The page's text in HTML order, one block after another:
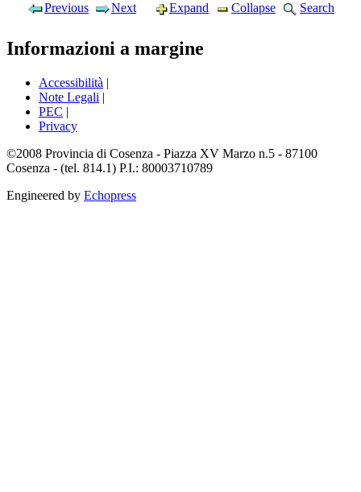
Previous Next Expand Collapse Search
Informazioni a margine
Accessibilità |
Note Legali |
PEC |
Privacy
©2008 Provincia di Cosenza - Piazza XV Marzo n.5 - 87100
Cosenza - (tel. 814.1) P.I.: 80003710789
Engineered by Echopress